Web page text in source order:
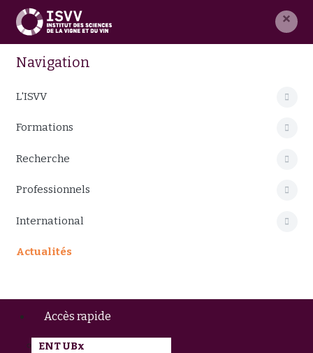
×
Navigation
L'ISVV
Formations
Recherche
Professionnels
International
Actualités
Accès rapide
ENT UBx